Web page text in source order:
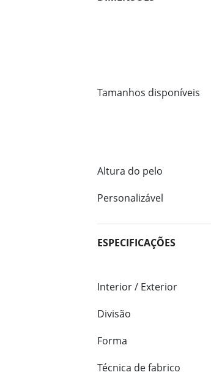
Tamanhos disponíveis
Altura do pelo
Personalizável
ESPECIFICAÇÕES
Interior / Exterior
Divisão
Forma
Técnica de fabrico